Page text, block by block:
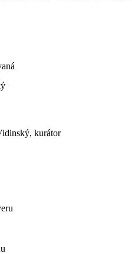
kurátor